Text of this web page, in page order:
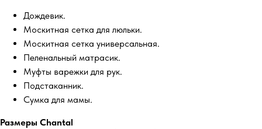
Дождевик.
Москитная сетка для люльки.
Москитная сетка универсальная.
Пеленальный матрасик.
Муфты варежки для рук.
Подстаканник.
Сумка для мамы.
Размеры Chantal